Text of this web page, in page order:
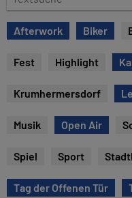
e
x
t
Afterwork Biker
Fest Highlight
Krumhermersdorf
Musik Open Air
Spiel Sport
Tag der Offenen Tür